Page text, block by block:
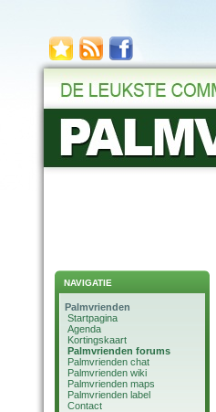
NAVIGATIE
Palmvrienden
Startpagina
Agenda
Kortingskaart
Palmvrienden forums
Palmvrienden chat
Palmvrienden wiki
Palmvrienden maps
Palmvrienden label
Contact